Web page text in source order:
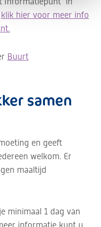
klik hier voor meer info
Buurt
samen
en geeft
welkom. Er
maaltijd
minimaal 1 dag van
informatie kunt u